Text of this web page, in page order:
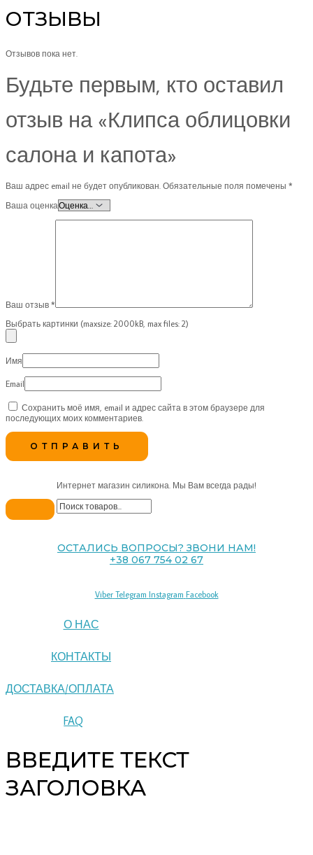
ОТЗЫВЫ
Отзывов пока нет.
Будьте первым, кто оставил
отзыв на «Клипса облицовки
салона и капота»
Ваш адрес email не будет опубликован. Обязательные поля помечены *
Ваша оценка
Ваш отзыв *
Выбрать картинки (maxsize: 2000kB, max files: 2)
Имя
Email
Сохранить моё имя, email и адрес сайта в этом браузере для
последующих моих комментариев.
Интернет магазин силикона. Мы Вам всегда рады!
ОСТАЛИСЬ ВОПРОСЫ? ЗВОНИ НАМ!
+38 067 754 02 67
Viber Telegram Instagram Facebook
О НАС
КОНТАКТЫ
ДОСТАВКА/ОПЛАТА
FAQ
ВВЕДИТЕ ТЕКСТ
ЗАГОЛОВКА